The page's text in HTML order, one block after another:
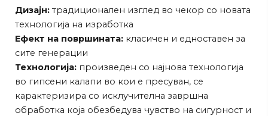
Дизајн: традиционален изглед во чекор со новата
технологија на изработка
Ефект на површината: класичен и едноставен за
сите генерации
Технологија: произведен со најнова технологија
во гипсени калапи во кои е пресуван, се
карактеризира со исклучителна завршна
обработка која обезбедува чувство на сигурност и